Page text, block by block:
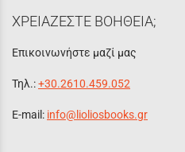
ΧΡΕΙΑΖΕΣΤΕ ΒΟΗΘΕΙΑ;
Επικοινωνήστε μαζί μας
Τηλ.:+30.2610.459.052
E-mail: info@lioliosbooks.gr